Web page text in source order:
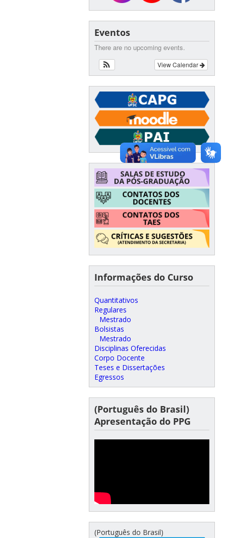
Eventos
There are no upcoming events.
View Calendar
Informações do Curso
Quantitativos
Regulares
Mestrado
Bolsistas
Mestrado
Disciplinas Oferecidas
Corpo Docente
Teses e Dissertações
Egressos
(Português do Brasil)
Apresentação do PPG
(Português do Brasil)